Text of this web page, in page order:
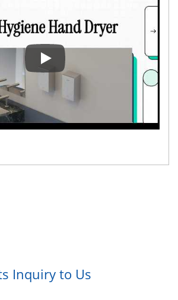
Uscător de mâini EcoHygiene